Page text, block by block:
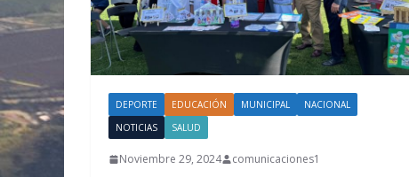
DEPORTE EDUCACIÓN MUNICIPAL
NACIONAL
NOTICIAS
SALUD
Noviembre 29, 2024 comunicaciones1